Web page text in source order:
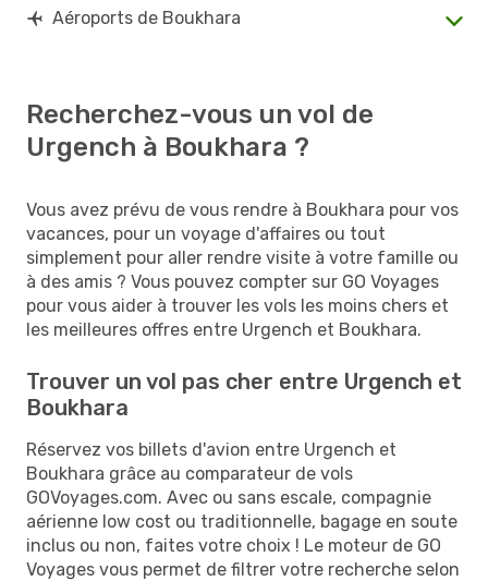
Aéroports de Boukhara
Recherchez-vous un vol de
Urgench à Boukhara ?
Vous avez prévu de vous rendre à Boukhara pour vos
vacances, pour un voyage d'affaires ou tout
simplement pour aller rendre visite à votre famille ou
à des amis ? Vous pouvez compter sur GO Voyages
pour vous aider à trouver les vols les moins chers et
les meilleures offres entre Urgench et Boukhara.
Trouver un vol pas cher entre Urgench et
Boukhara
Réservez vos billets d'avion entre Urgench et
Boukhara grâce au comparateur de vols
GOVoyages.com. Avec ou sans escale, compagnie
aérienne low cost ou traditionnelle, bagage en soute
inclus ou non, faites votre choix ! Le moteur de GO
Voyages vous permet de filtrer votre recherche selon